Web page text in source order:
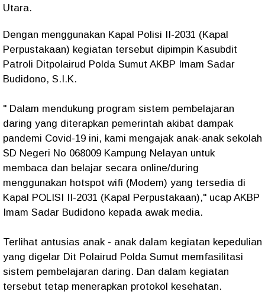
Utara.
Dengan menggunakan Kapal Polisi II-2031 (Kapal
Perpustakaan) kegiatan tersebut dipimpin Kasubdit
Patroli Ditpolairud Polda Sumut AKBP Imam Sadar
Budidono, S.I.K.
" Dalam mendukung program sistem pembelajaran
daring yang diterapkan pemerintah akibat dampak
pandemi Covid-19 ini, kami mengajak anak-anak sekolah
SD Negeri No 068009 Kampung Nelayan untuk
membaca dan belajar secara online/during
menggunakan hotspot wifi (Modem) yang tersedia di
Kapal POLISI II-2031 (Kapal Perpustakaan)," ucap AKBP
Imam Sadar Budidono kepada awak media.
Terlihat antusias anak - anak dalam kegiatan kepedulian
yang digelar Dit Polairud Polda Sumut memfasilitasi
sistem pembelajaran daring. Dan dalam kegiatan
tersebut tetap menerapkan protokol kesehatan.